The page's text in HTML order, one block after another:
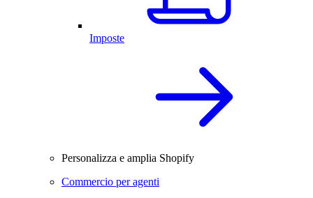
Imposte
Personalizza e amplia Shopify
Commercio per agenti